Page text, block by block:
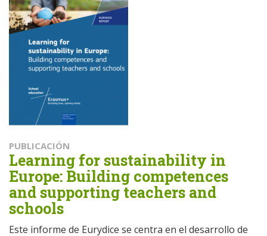
PUBLICACIÓN
Learning for sustainability in
Europe: Building competences
and supporting teachers and
schools
Este informe de Eurydice se centra en el desarrollo de